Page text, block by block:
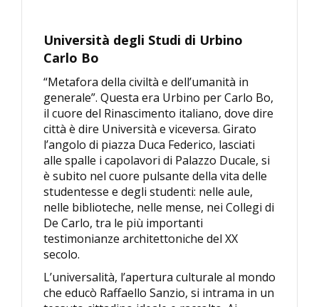
Università degli Studi di Urbino
Carlo Bo
“Metafora della civiltà e dell’umanità in
generale”. Questa era Urbino per Carlo Bo,
il cuore del Rinascimento italiano, dove dire
città è dire Università e viceversa. Girato
l’angolo di piazza Duca Federico, lasciati
alle spalle i capolavori di Palazzo Ducale, si
è subito nel cuore pulsante della vita delle
studentesse e degli studenti: nelle aule,
nelle biblioteche, nelle mense, nei Collegi di
De Carlo, tra le più importanti
testimonianze architettoniche del XX
secolo.
L’universalità, l’apertura culturale al mondo
che educò Raffaello Sanzio, si intrama in un